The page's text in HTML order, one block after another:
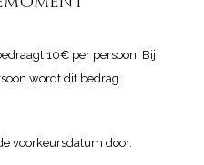
10€ per persoon. Bij
wordt dit bedrag
voorkeursdatum door.